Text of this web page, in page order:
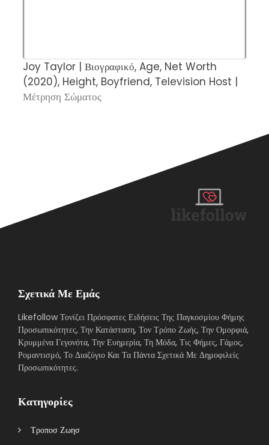
Joy Taylor | Βιογραφικό, Age, Net Worth
(2020), Height, Boyfriend, Television Host |
Μέτρηση Σώματος
Σχετικά Με Εμάς
Likefollow Τονίζει Πρόσφατες Ειδήσεις Της Παγκοσμίου Φήμης
Προσωπικότητες, Την Κατάσταση, Τον Τρόπο Ζωής, Την Ομορφιά,
Κρυμμένα Γεγονότα, Την Ευημερία, Τη Μόδα, Τις Φήμες, Γάμος,
Ρομαντισμό, Το Διαζύγιο Και Τα Πάντα Σχετικά Με Δημοφιλείς
Προσωπικότητες.
Κατηγορίες
Τροποσ Ζωησ